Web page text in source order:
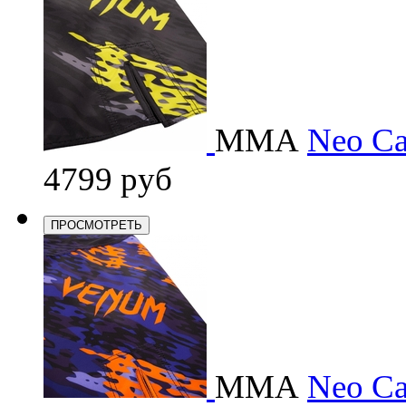
ММА Neo
4799 руб
ПРОСМОТРЕТЬ
ММА Neo